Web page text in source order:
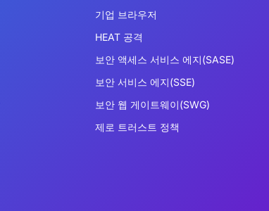
기업 브라우저
HEAT 공격
보안 액세스 서비스 에지(SASE)
보안 서비스 에지(SSE)
보안 웹 게이트웨이(SWG)
제로 트러스트 정책